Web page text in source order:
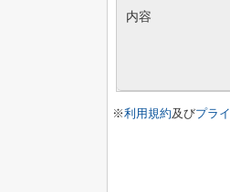
内容
※利用規約及びプラ